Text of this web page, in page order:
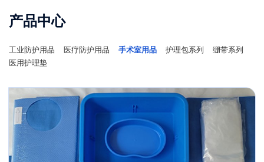
产品中心
工业防护用品 医疗防护用品 手术室用品 护理包系列
绷带系列
医用护理垫